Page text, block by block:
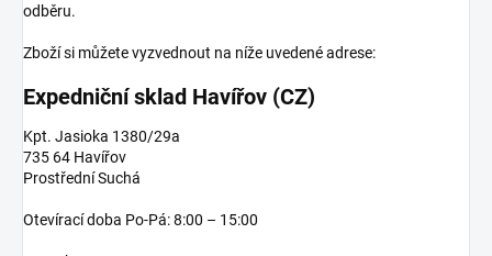
odběru.
Zboží si můžete vyzvednout na níže uvedené adrese:
Expedniční sklad Havířov (CZ)
Kpt. Jasioka 1380/29a
735 64 Havířov
Prostřední Suchá
Otevírací doba Po-Pá: 8:00 – 15:00